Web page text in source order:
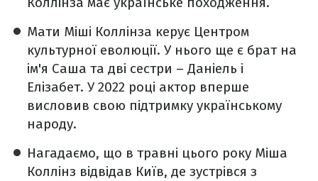
Мати Міші Коллінза керує Центром
культурної еволюції. У нього ще є брат на
ім'я Саша та дві сестри – Даніель і
Елізабет. У 2022 році актор вперше
висловив свою підтримку українському
народу.
Нагадаємо, що в травні цього року Міша
Коллінз відвідав Київ, де зустрівся з